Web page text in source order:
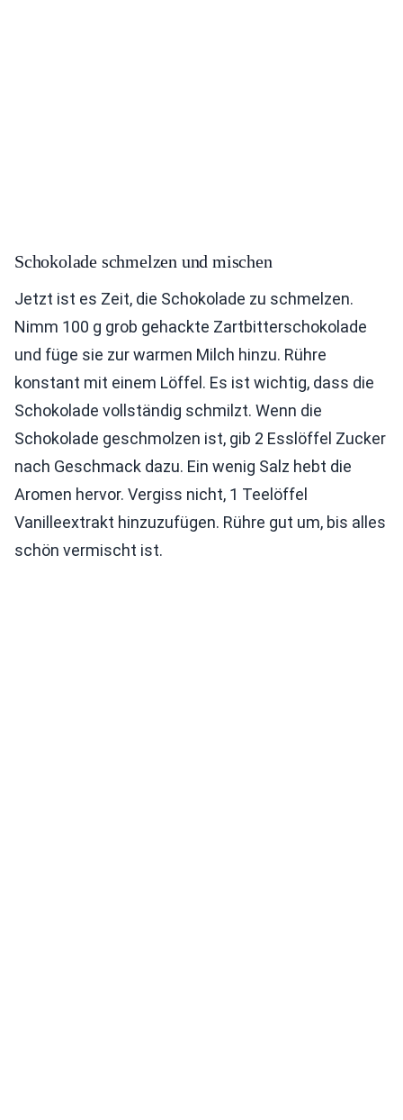
Schokolade schmelzen und mischen
Jetzt ist es Zeit, die Schokolade zu schmelzen.
Nimm 100 g grob gehackte Zartbitterschokolade
und füge sie zur warmen Milch hinzu. Rühre
konstant mit einem Löffel. Es ist wichtig, dass die
Schokolade vollständig schmilzt. Wenn die
Schokolade geschmolzen ist, gib 2 Esslöffel Zucker
nach Geschmack dazu. Ein wenig Salz hebt die
Aromen hervor. Vergiss nicht, 1 Teelöffel
Vanilleextrakt hinzuzufügen. Rühre gut um, bis alles
schön vermischt ist.